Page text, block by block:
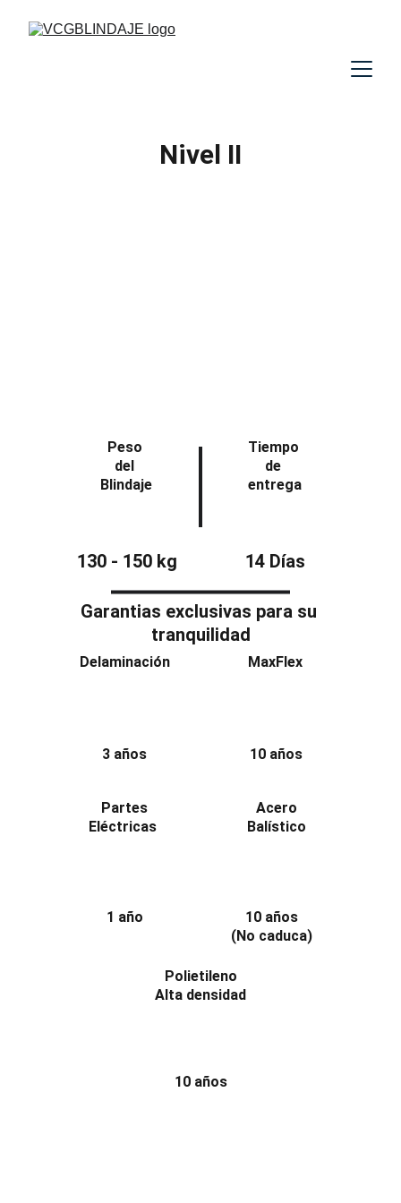
Nivel II
Garantias exclusivas para su
tranquilidad
Delaminación
1 año
Partes
Eléctricas
MaxFlex
Acero
Balístico
Polietileno
Alta densidad
10 años
3 años
10 años
(No caduca)
10 años
Peso
del
Blindaje
130 - 150 kg
Tiempo
de
entrega
14 Días